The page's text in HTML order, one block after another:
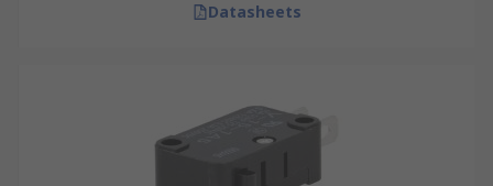
Datasheets